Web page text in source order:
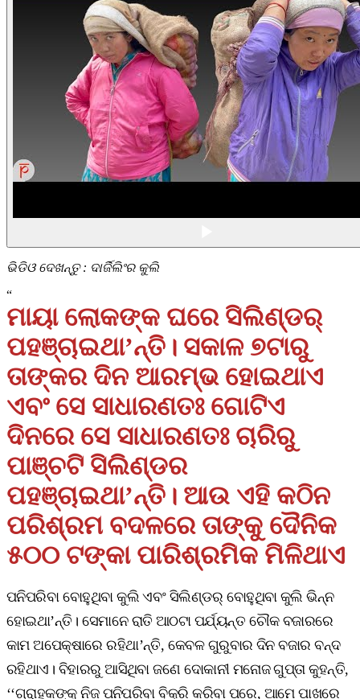
ଭିଡିଓ ଦେଖନ୍ତୁ : ଦାର୍ଜିଲିଂର କୁଲି
“
ମାୟା ଲୋକଙ୍କ ଘରେ ସିଲିଣ୍ଡର୍‌
ପହଞ୍ଚାଇଥା’ନ୍ତି। ସକାଳ ୭ଟାରୁ
ତାଙ୍କର ଦିନ ଆରମ୍ଭ ହୋଇଥାଏ
ଏବଂ ସେ ସାଧାରଣତଃ ଗୋଟିଏ
ଦିନରେ ସେ ସାଧାରଣତଃ ଚାରିରୁ
ପାଞ୍ଚଟି ସିଲିଣ୍ଡର
ପହଞ୍ଚାଇଥା’ନ୍ତି। ଆଉ ଏହି କଠିନ
ପରିଶ୍ରମ ବଦଳରେ ତାଙ୍କୁ ଦୈନିକ
୫୦୦ ଟଙ୍କା ପାରିଶ୍ରମିକ ମିଳିଥାଏ
ପନିପରିବା ବୋହୁଥିବା କୁଲି ଏବଂ ସିଲିଣ୍ଡର୍‌ ବୋହୁଥିବା କୁଲି ଭିନ୍ନ
ହୋଇଥା’ନ୍ତି। ସେମାନେ ରାତି ଆଠଟା ପର୍ଯ୍ୟନ୍ତ ଚୌକ ବଜାରରେ
କାମ ଅପେକ୍ଷାରେ ରହିଥା’ନ୍ତି, କେବଳ ଗୁରୁବାର ଦିନ ବଜାର ବନ୍ଦ
ରହିଥାଏ। ବିହାରରୁ ଆସିଥିବା ଜଣେ ଦୋକାନୀ ମନୋଜ ଗୁପ୍ତା କୁହନ୍ତି,
‘‘ଗ୍ରାହକଙ୍କୁ ନିଜ ପନିପରିବା ବିକ୍ରି କରିବା ପରେ, ଆମେ ପାଖରେ